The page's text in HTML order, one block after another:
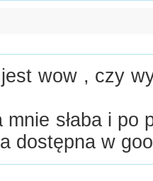
wow , czy
mnie słaba i po
dostępna w